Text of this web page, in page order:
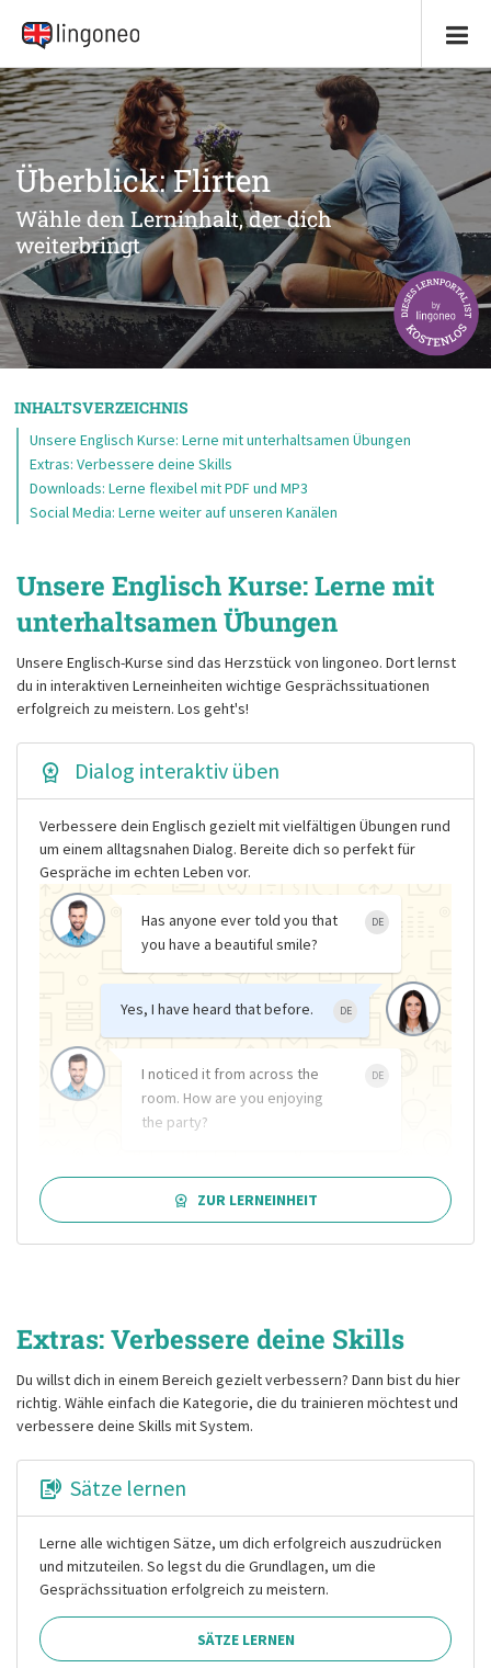
Überblick: Flirten
Wähle den Lerninhalt, der dich
weiterbringt
INHALTSVERZEICHNIS
Unsere Englisch Kurse: Lerne mit unterhaltsamen Übungen
Extras: Verbessere deine Skills
Downloads: Lerne flexibel mit PDF und MP3
Social Media: Lerne weiter auf unseren Kanälen
Unsere Englisch Kurse: Lerne mit
unterhaltsamen Übungen
Unsere Englisch-Kurse sind das Herzstück von lingoneo. Dort lernst
du in interaktiven Lerneinheiten wichtige Gesprächssituationen
erfolgreich zu meistern. Los geht's!
Dialog interaktiv üben
Verbessere dein Englisch gezielt mit vielfältigen Übungen rund
um einem alltagsnahen Dialog. Bereite dich so perfekt für
Gespräche im echten Leben vor.
Has anyone ever told you that
you have a beautiful smile?
DE
Yes, I have heard that before. DE
I noticed it from across the
room. How are you enjoying
the party?
DE
ZUR LERNEINHEIT
Extras: Verbessere deine Skills
Du willst dich in einem Bereich gezielt verbessern? Dann bist du hier
richtig. Wähle einfach die Kategorie, die du trainieren möchtest und
verbessere deine Skills mit System.
Sätze lernen
Lerne alle wichtigen Sätze, um dich erfolgreich auszudrücken
und mitzuteilen. So legst du die Grundlagen, um die
Gesprächssituation erfolgreich zu meistern.
SÄTZE LERNEN